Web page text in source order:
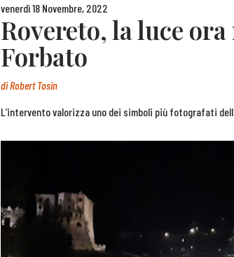
venerdì 18 Novembre, 2022
Rovereto, la luce
Forbato
diRobert Tosin
L’intervento valorizza uno dei simboli più fotografati